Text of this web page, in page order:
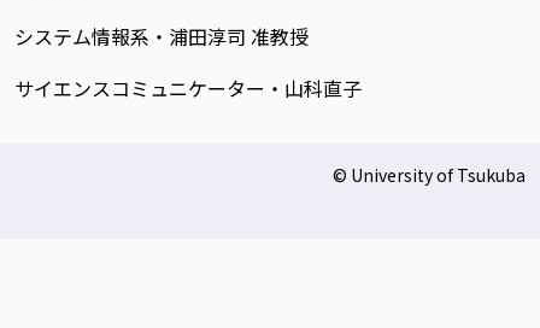
システム情報系・浦田淳司 准教授
サイエンスコミュニケーター・山科直子
© University of Tsukuba